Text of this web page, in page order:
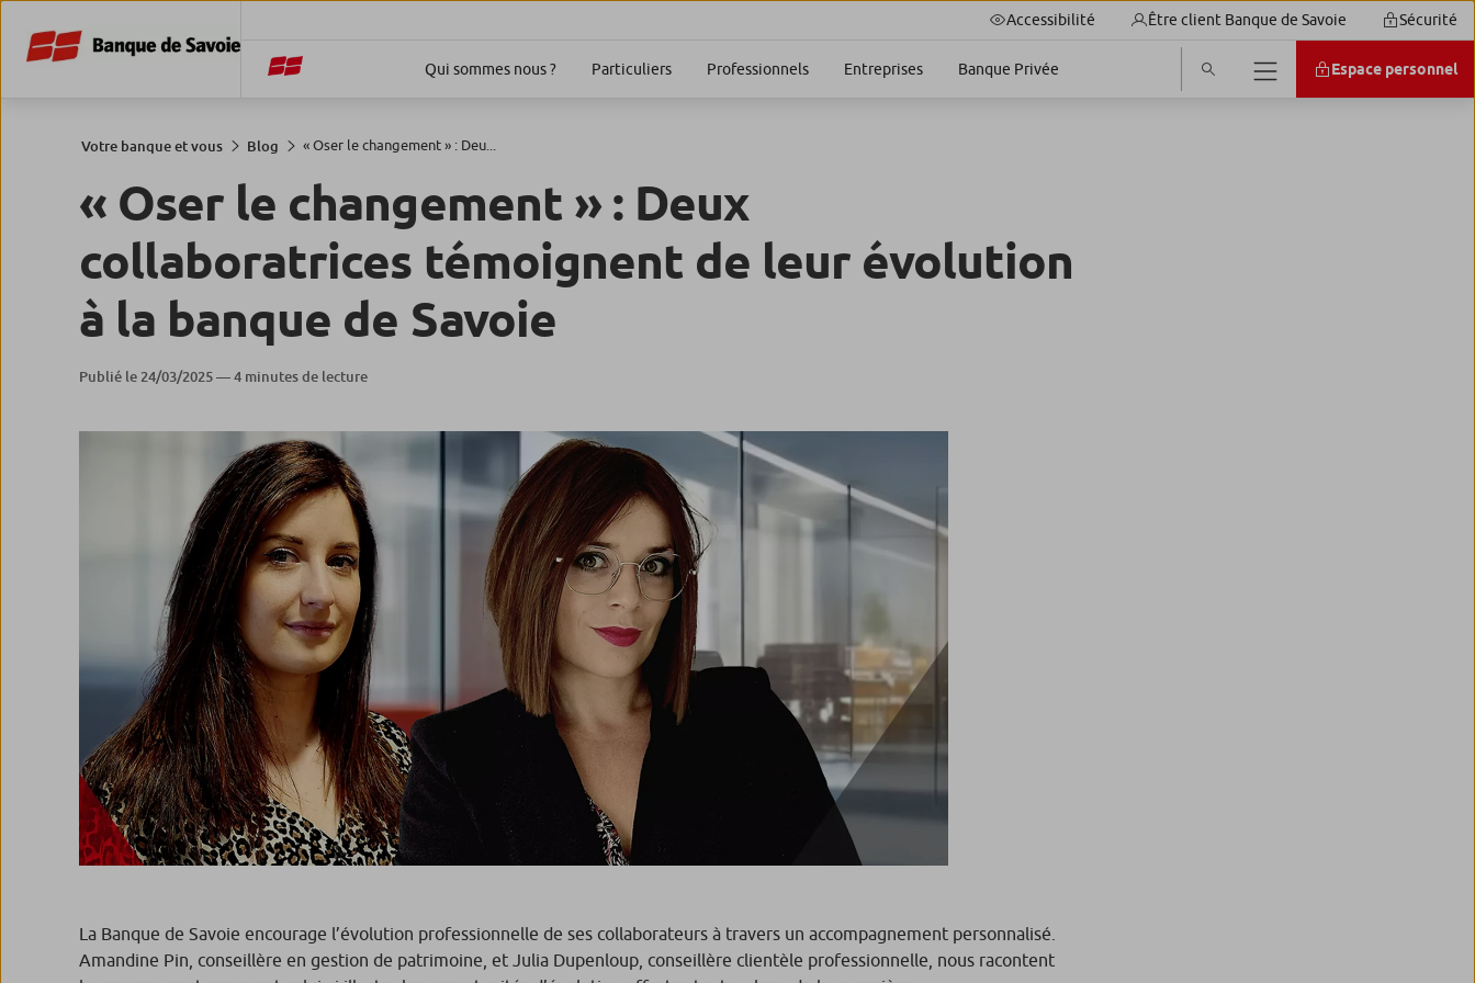
Accessibilité Être client Banque de Savoie Sécurité
Qui sommes nous ? Particuliers Professionnels Entreprises Banque Privée Espace personnel
Votre banque et vous Blog « Oser le changement » : Deu...
« Oser le changement » : Deux
collaboratrices témoignent de leur évolution
à la banque de Savoie
Publié le 24/03/2025 — 4 minutes de lecture
La Banque de Savoie encourage l’évolution professionnelle de ses collaborateurs à travers un accompagnement personnalisé.
Amandine Pin, conseillère en gestion de patrimoine, et Julia Dupenloup, conseillère clientèle professionnelle, nous racontent